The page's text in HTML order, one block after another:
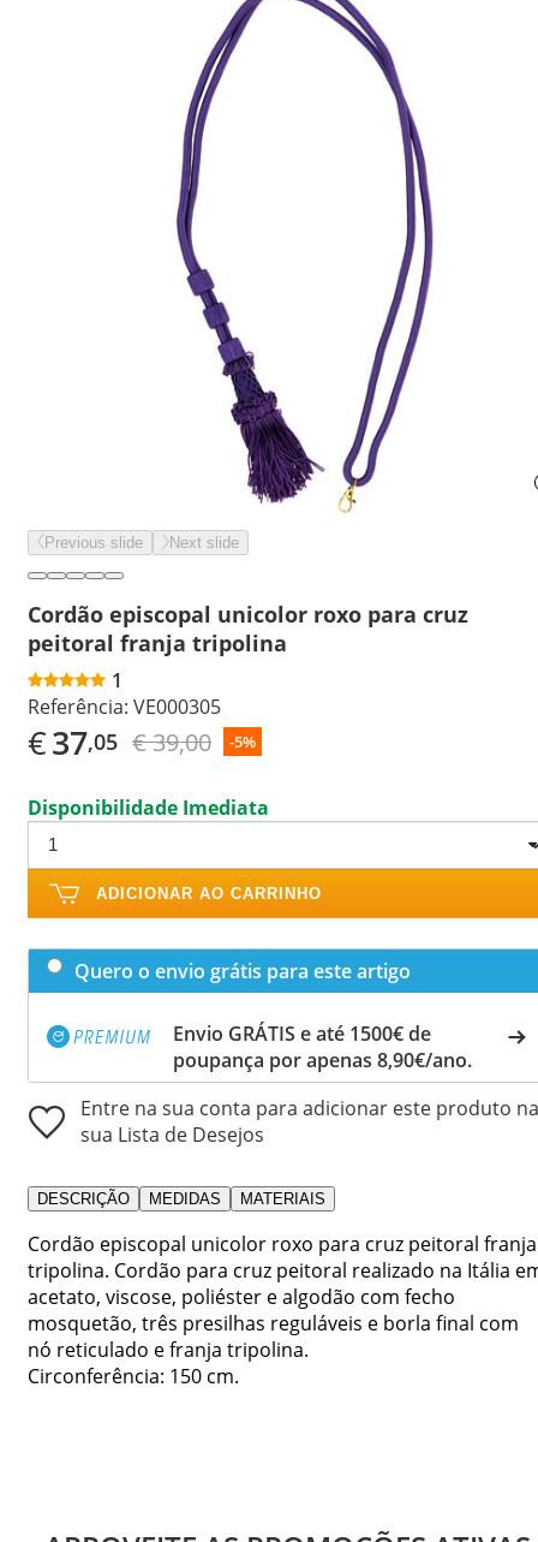
Previous slide Next slide
Cordão episcopal unicolor roxo para cruz
peitoral franja tripolina
1
Referência: VE000305
€37,05 € 39,00 -5%
Disponibilidade Imediata
ADICIONAR AO CARRINHO
Quero o envio grátis para este artigo
Envio GRÁTIS e até 1500€ de
poupança por apenas 8,90€/ano.
Entre na sua conta para adicionar este produto na
sua Lista de Desejos
DESCRIÇÃO MEDIDAS MATERIAIS
Cordão episcopal unicolor roxo para cruz peitoral franja
tripolina. Cordão para cruz peitoral realizado na Itália
acetato, viscose, poliéster e algodão com fecho
mosquetão, três presilhas reguláveis e borla final com
nó reticulado e franja tripolina.
Circonferência: 150 cm.